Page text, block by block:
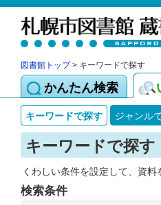
図書館トップ> キーワードで探す
かんたん検索
キーワードで探す ジャンル
キーワードで探す
くわしい条件を設定して、資料
検索条件